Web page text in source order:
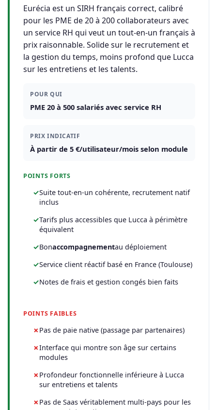
Eurécia est un SIRH français correct, calibré
pour les PME de 20 à 200 collaborateurs avec
un service RH qui veut un tout-en-un français à
prix raisonnable. Solide sur le recrutement et
la gestion du temps, moins profond que Lucca
sur les entretiens et les talents.
POUR QUI
PME 20 à 500 salariés avec service RH
PRIX INDICATIF
À partir de 5 €/utilisateur/mois selon module
POINTS FORTS
Suite tout-en-un cohérente, recrutement natif
inclus
Tarifs plus accessibles que Lucca à périmètre
équivalent
Bonaccompagnementau déploiement
Service client réactif basé en France (Toulouse)
Notes de frais et gestion congés bien faits
POINTS FAIBLES
Pas de paie native (passage par partenaires)
Interface qui montre son âge sur certains
modules
Profondeur fonctionnelle inférieure à Lucca
sur entretiens et talents
Pas de Saas véritablement multi-pays pour les